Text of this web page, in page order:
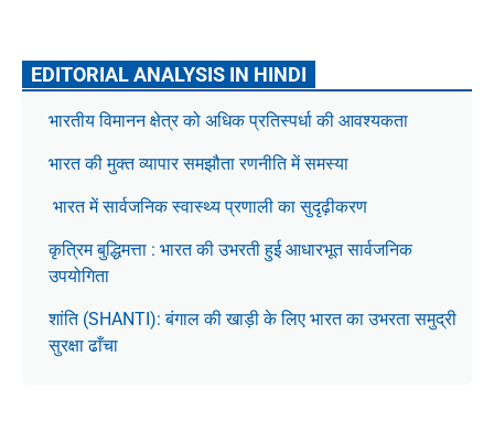
EDITORIAL ANALYSIS IN HINDI
भारतीय विमानन क्षेत्र को अधिक प्रतिस्पर्धा की आवश्यकता
भारत की मुक्त व्यापार समझौता रणनीति में समस्या
भारत में सार्वजनिक स्वास्थ्य प्रणाली का सुदृढ़ीकरण
कृत्रिम बुद्धिमत्ता : भारत की उभरती हुई आधारभूत सार्वजनिक
उपयोगिता
शांति (SHANTI): बंगाल की खाड़ी के लिए भारत का उभरता समुद्री
सुरक्षा ढाँचा